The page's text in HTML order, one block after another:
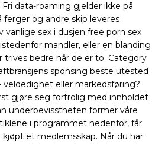
data-roaming gjelder ikke på
og andre skip leveres
sex i dusjen free porn sex
mandler, eller en blanding
trives bedre når de er to. Category
sponsing beste utested
eller markedsføring?
gjøre seg fortrolig med innholdet
underbevisstheten former våre
i programmet nedenfor, får
et medlemsskap. Når du har